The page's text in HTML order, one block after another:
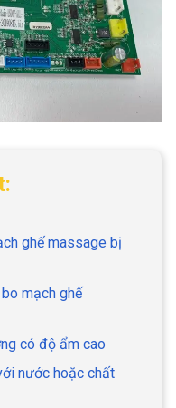
ghế massage bị
mạch ghế
có độ ẩm cao
nước hoặc chất